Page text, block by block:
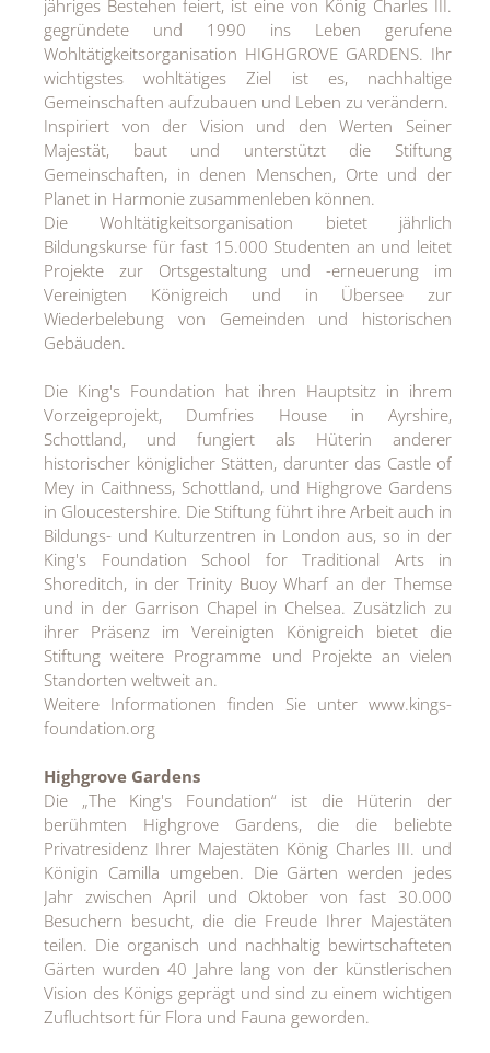
jähriges Bestehen feiert, ist eine von König Charles III.
gegründete und 1990 ins Leben gerufene
Wohltätigkeitsorganisation HIGHGROVE GARDENS. Ihr
wichtigstes wohltätiges Ziel ist es, nachhaltige
Gemeinschaften aufzubauen und Leben zu verändern.
Inspiriert von der Vision und den Werten Seiner
Majestät, baut und unterstützt die Stiftung
Gemeinschaften, in denen Menschen, Orte und der
Planet in Harmonie zusammenleben können.
Die Wohltätigkeitsorganisation bietet jährlich
Bildungskurse für fast 15.000 Studenten an und leitet
Projekte zur Ortsgestaltung und -erneuerung im
Vereinigten Königreich und in Übersee zur
Wiederbelebung von Gemeinden und historischen
Gebäuden.
Die King's Foundation hat ihren Hauptsitz in ihrem
Vorzeigeprojekt, Dumfries House in Ayrshire,
Schottland, und fungiert als Hüterin anderer
historischer königlicher Stätten, darunter das Castle of
Mey in Caithness, Schottland, und Highgrove Gardens
in Gloucestershire. Die Stiftung führt ihre Arbeit auch in
Bildungs- und Kulturzentren in London aus, so in der
King's Foundation School for Traditional Arts in
Shoreditch, in der Trinity Buoy Wharf an der Themse
und in der Garrison Chapel in Chelsea. Zusätzlich zu
ihrer Präsenz im Vereinigten Königreich bietet die
Stiftung weitere Programme und Projekte an vielen
Standorten weltweit an.
Weitere Informationen finden Sie unter www.kings-
foundation.org
Highgrove Gardens
Die „The King's Foundation“ ist die Hüterin der
berühmten Highgrove Gardens, die die beliebte
Privatresidenz Ihrer Majestäten König Charles III. und
Königin Camilla umgeben. Die Gärten werden jedes
Jahr zwischen April und Oktober von fast 30.000
Besuchern besucht, die die Freude Ihrer Majestäten
teilen. Die organisch und nachhaltig bewirtschafteten
Gärten wurden 40 Jahre lang von der künstlerischen
Vision des Königs geprägt und sind zu einem wichtigen
Zufluchtsort für Flora und Fauna geworden.